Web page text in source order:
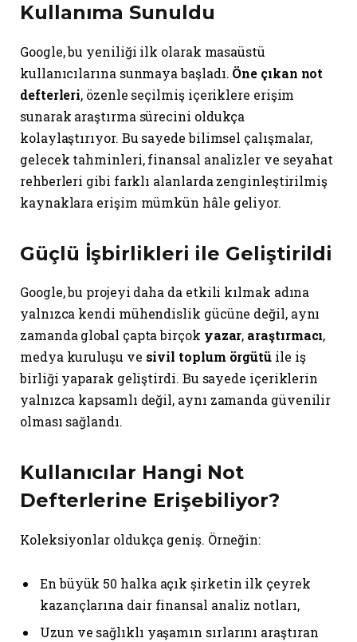
Kullanıma Sunuldu
Google, bu yeniliği ilk olarak masaüstü
kullanıcılarına sunmaya başladı. Öne çıkan not
defterleri, özenle seçilmiş içeriklere erişim
sunarak araştırma sürecini oldukça
kolaylaştırıyor. Bu sayede bilimsel çalışmalar,
gelecek tahminleri, finansal analizler ve seyahat
rehberleri gibi farklı alanlarda zenginleştirilmiş
kaynaklara erişim mümkün hâle geliyor.
Güçlü İşbirlikleri ile Geliştirildi
Google, bu projeyi daha da etkili kılmak adına
yalnızca kendi mühendislik gücüne değil, aynı
zamanda global çapta birçok yazar, araştırmacı,
medya kuruluşu ve sivil toplum örgütü ile iş
birliği yaparak geliştirdi. Bu sayede içeriklerin
yalnızca kapsamlı değil, aynı zamanda güvenilir
olması sağlandı.
Kullanıcılar Hangi Not
Defterlerine Erişebiliyor?
Koleksiyonlar oldukça geniş. Örneğin:
En büyük 50 halka açık şirketin ilk çeyrek
kazançlarına dair finansal analiz notları,
Uzun ve sağlıklı yaşamın sırlarını araştıran